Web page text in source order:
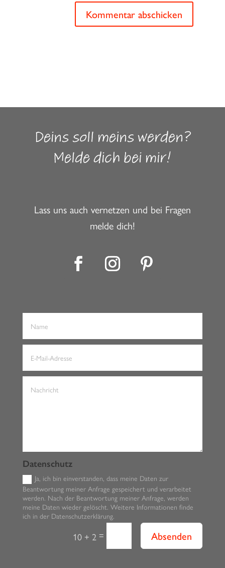
Kommentar abschicken
Deins soll meins werden?
Melde dich bei mir!
Lass uns auch vernetzen und bei Fragen
melde dich!
Datenschutz
Ja, ich bin einverstanden, dass meine Daten zur
Beantwortung meiner Anfrage gespeichert und verarbeitet
werden. Nach der Beantwortung meiner Anfrage, werden
meine Daten wieder gelöscht. Weitere Informationen finde
ich in der Datenschutzerklärung.
10 + 2 = Absenden